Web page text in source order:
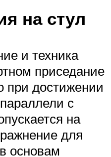
на стул
и техника
приседание
при достижении
с
на
для
основам